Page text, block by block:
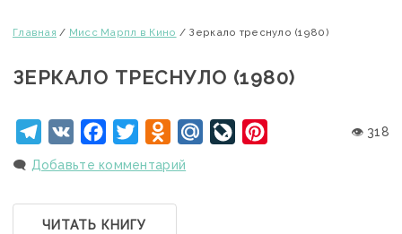
Главная / Мисс Марпл в Кино / Зеркало треснуло (1980)
ЗЕРКАЛО ТРЕСНУЛО (1980)
Telegram
VK FacebookTwitterOdnoklassniki
Mail.RuLiveJournal 👁 318
🗨️ Добавьте комментарий
ЧИТАТЬ КНИГУ